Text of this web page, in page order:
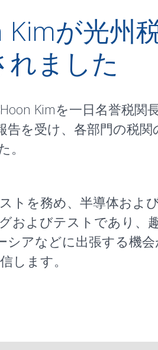
が光州
ました
Kimを一日名誉税関
を受け、各部門の税
トを務め、半導体およ
よびテストであり、趣
アなどに出張する機
します。